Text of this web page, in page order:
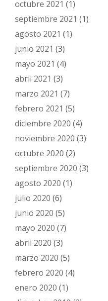
octubre 2021 (1)
septiembre 2021 (1)
agosto 2021 (1)
junio 2021 (3)
mayo 2021 (4)
abril 2021 (3)
marzo 2021 (7)
febrero 2021 (5)
diciembre 2020 (4)
noviembre 2020 (3)
octubre 2020 (2)
septiembre 2020 (3)
agosto 2020 (1)
julio 2020 (6)
junio 2020 (5)
mayo 2020 (7)
abril 2020 (3)
marzo 2020 (5)
febrero 2020 (4)
enero 2020 (1)